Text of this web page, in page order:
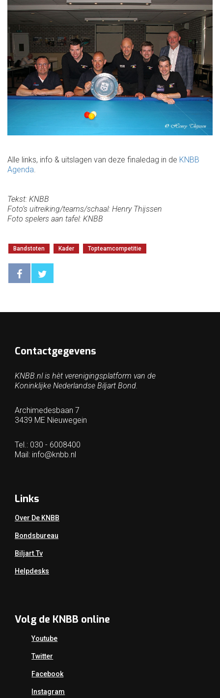
Alle links, info & uitslagen van deze finaledag in de KNBB
Agenda.
Tekst: KNBB
Foto’s uitreiking/teams/schaal: Henry Thijssen
Foto spelers aan tafel: KNBB
Bandstoten Kader Topteamcompetitie
Contactgegevens
KNBB.nl is hèt verenigingsplatform van de
Koninklijke Nederlandse Biljart Bond.
Archimedesbaan 7
3439 ME Nieuwegein
Tel.: 030 - 6008400
Mail: info@knbb.nl
Links
Over De KNBB
Bondsbureau
Biljart.tv
Helpdesks
Volg de KNBB online
Youtube
Twitter
Facebook
Instagram